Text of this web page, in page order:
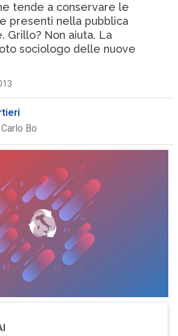
tende a conservare le
presenti nella pubblica
Grillo? Non aiuta. La
sociologo delle nuove
Bo